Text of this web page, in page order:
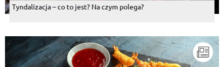
Tyndalizacja – co to jest? Na czym polega?